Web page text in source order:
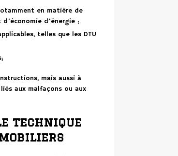
en matière de
d’énergie ;
telles que les DTU
mais aussi à
aux malfaçons ou aux
technique